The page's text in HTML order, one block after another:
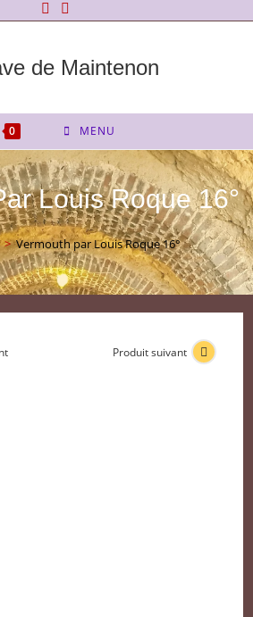
de Maintenon
0 MENU
Louis Roque 16°
> Vermouth par Louis Roque 16°
Produit suivant